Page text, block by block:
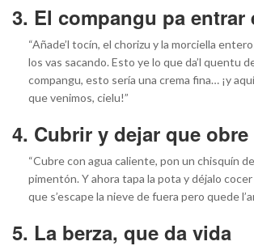
3. El compangu pa entrar
“Añade’l tocín, el chorizu y la morciella
los vas sacando. Esto ye lo que da’l quentu
compangu, esto sería una crema fina… ¡y
que venimos, cielu!”
4. Cubrir y dejar que
“Cubre con agua caliente, pon un chisquín
pimentón. Y ahora tapa la pota y déjalo
que s’escape la nieve de fuera pero quede
5. La berza, que da vida